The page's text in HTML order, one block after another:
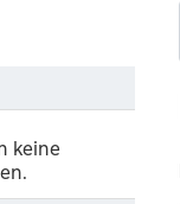
keine